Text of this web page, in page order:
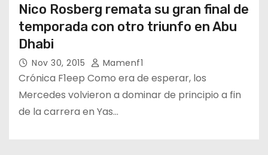
Nico Rosberg remata su gran final de
temporada con otro triunfo en Abu
Dhabi
Nov 30, 2015 Mamenf1
Crónica F1eep Como era de esperar, los
Mercedes volvieron a dominar de principio a fin
de la carrera en Yas…